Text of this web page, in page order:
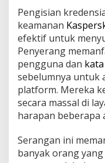
j
e
r
a
g
g
Pengisian
keamanan
efektif untuk
Penyerang
pengguna dan
sebelumnya untuk
platform. Mereka
secara massal di
harapan beberapa
Serangan ini
banyak orang